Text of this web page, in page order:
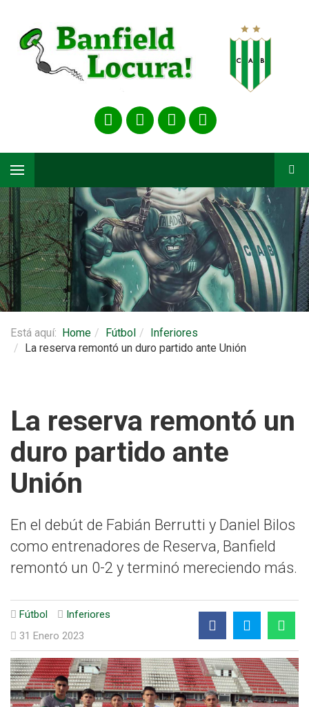
Está aquí: Home Fútbol
Inferiores
La reserva remontó un duro partido ante Unión
La reserva remontó un
duro partido ante
Unión
En el debút de Fabián Berrutti y Daniel Bilos
como entrenadores de Reserva, Banfield
remontó un 0-2 y terminó mereciendo más.
Fútbol
Inferiores
31 Enero 2023